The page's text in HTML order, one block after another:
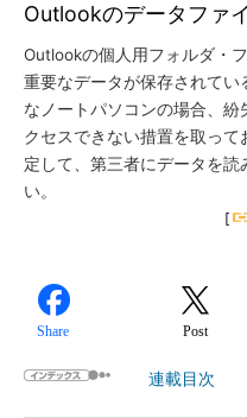
Outlookのデータファ
Outlookの個人用フォルダ・
重要なデータが保存されて
なノートパソコンの場合、
クセスできない措置を取っ
定して、第三者にデータを読
い。
[
Share Post
連載目次